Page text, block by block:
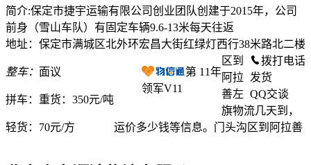
简介:保定市捷宇运输有限公司创业团队创建于2015年，公司
前身（雪山车队）有固定车辆9.6-13米每天往返
地址：保定市满城区北外环宏昌大街红绿灯西行38米路北二楼
整车： 面议
拼车： 重货：350元/吨
轻货： 70元/方
第 11年
领军V11
拨打电话
发货
QQ交谈
区到
阿拉
善左
旗物流几天到，
运价多少钱等信息。门头沟区到阿拉善